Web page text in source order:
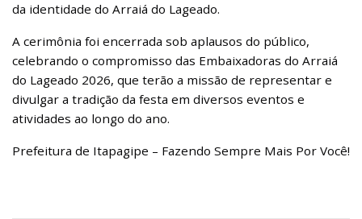
da identidade do Arraiá do Lageado.
A cerimônia foi encerrada sob aplausos do público,
celebrando o compromisso das Embaixadoras do Arraiá
do Lageado 2026, que terão a missão de representar e
divulgar a tradição da festa em diversos eventos e
atividades ao longo do ano.
Prefeitura de Itapagipe – Fazendo Sempre Mais Por Você!